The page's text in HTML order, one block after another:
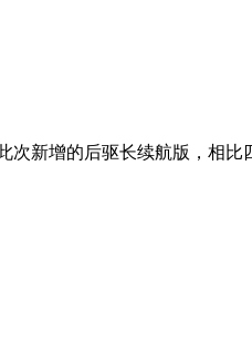
次新增的后驱长续航版，相比